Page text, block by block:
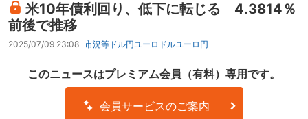
米10年債利回り、低下に転じる 4.3814％
前後で推移
2025/07/09 23:08 市況等 ドル円ユーロドルユーロ円
このニュースはプレミアム会員（有料）専用です。
会員サービスのご案内